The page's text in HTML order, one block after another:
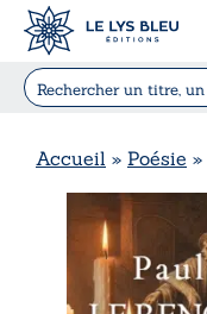
Accueil » Poésie »